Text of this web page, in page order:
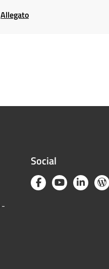
Allegato
-
Social